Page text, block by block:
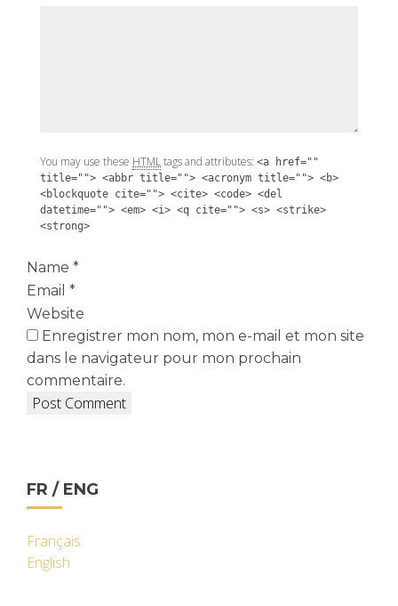
You may use these HTMLtags and attributes: <a href=""
title=""> <abbr title=""> <acronym title=""> <b>
<blockquote cite=""> <cite> <code> <del
datetime=""> <em> <i> <q cite=""> <s> <strike>
<strong>
Name *
Email *
Website
Enregistrer mon nom, mon e-mail et mon site
dans le navigateur pour mon prochain
commentaire.
FR / ENG
Français
English